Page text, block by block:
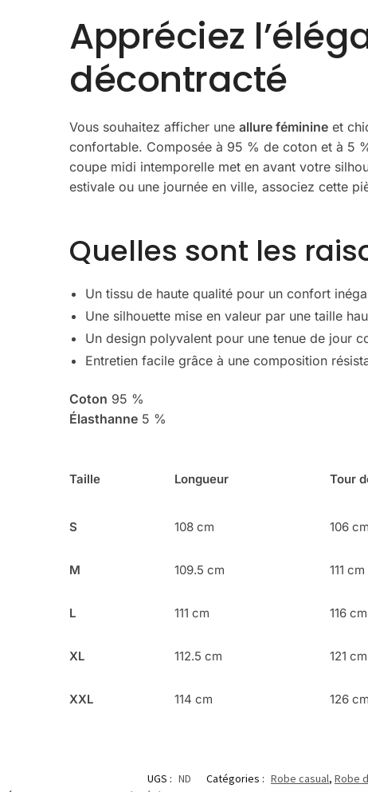
Appréciez
décontracté
Vous souhaitez afficher uneallure féminine et
confortable. Composée à 95 % de coton et à 5
coupe midi intemporelle met en avant votre
estivale ou une journée en ville, associez cette
Quelles sont les
Un tissu de haute qualité pour un confort
Une silhouette mise en valeur par une taille
Un design polyvalent pour une tenue de jour
Entretien facile grâce à une composition
Coton 95 %
Élasthanne 5 %
Taille Longueur Tour
S 108 cm 106 cm
M 109.5 cm 111 cm
L 111 cm 116 cm
XL 112.5 cm 121 cm
XXL 114 cm 126 cm
UGS : ND Catégories : Robe casual, Robe